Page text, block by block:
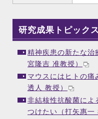
研究成果トピックス
精神疾患の新たな治
宮隆吉 准教授）
マウスにはヒトの痛
透人 教授）
非結核性抗酸菌によ
つけたい（打矢惠一